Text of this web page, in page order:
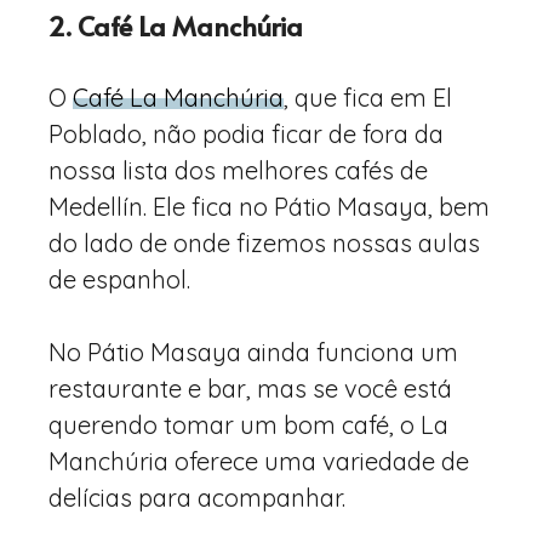
2. Café La Manchúria
O Café La Manchúria, que fica em El
Poblado, não podia ficar de fora da
nossa lista dos melhores cafés de
Medellín. Ele fica no Pátio Masaya, bem
do lado de onde fizemos nossas aulas
de espanhol.
No Pátio Masaya ainda funciona um
restaurante e bar, mas se você está
querendo tomar um bom café, o La
Manchúria oferece uma variedade de
delícias para acompanhar.